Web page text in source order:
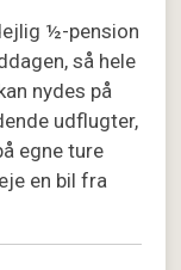
½-pension
så hele
nydes på
udflugter,
egne ture
en bil fra